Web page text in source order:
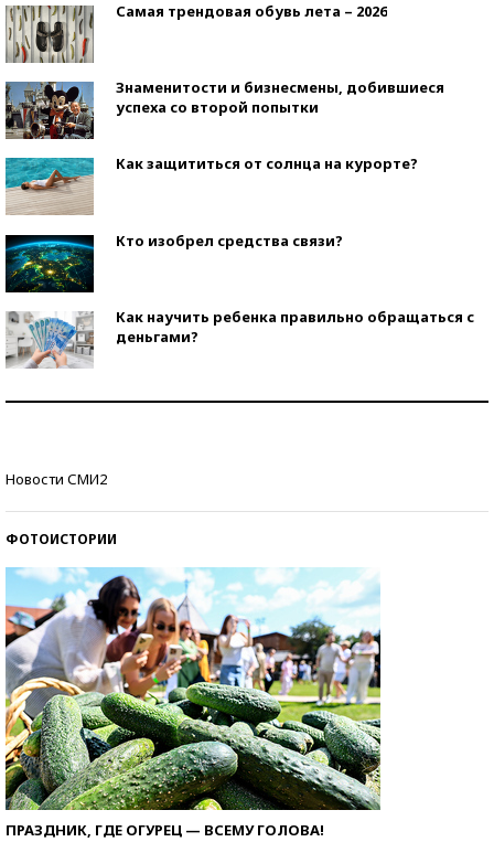
Самая трендовая обувь лета – 2026
Знаменитости и бизнесмены, добившиеся
успеха со второй попытки
Как защититься от солнца на курорте?
Кто изобрел средства связи?
Как научить ребенка правильно обращаться с
деньгами?
Новости СМИ2
ФОТОИСТОРИИ
ПРАЗДНИК, ГДЕ ОГУРЕЦ — ВСЕМУ ГОЛОВА!